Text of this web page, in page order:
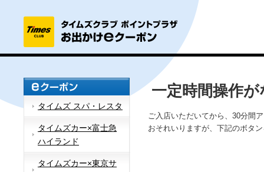
タイムズ スパ・レスタ
タイムズカー×富士急
ハイランド
タイムズカー×東京サ
一定時間操作
ご入店いただいてから、30分間
おそれいりますが、下記のボタ